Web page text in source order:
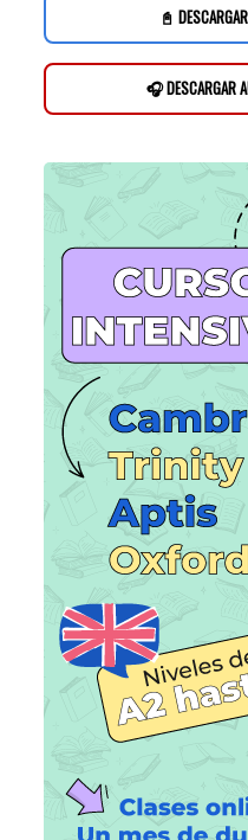
📓
🎧 DESCARGAR